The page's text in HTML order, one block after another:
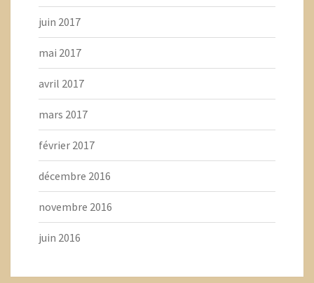
juin 2017
mai 2017
avril 2017
mars 2017
février 2017
décembre 2016
novembre 2016
juin 2016